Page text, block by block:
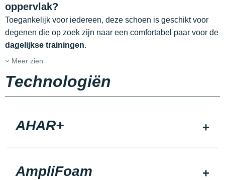
oppervlak?
Toegankelijk voor iedereen, deze schoen is geschikt voor
degenen die op zoek zijn naar een comfortabel paar voor de
dagelijkse trainingen.
Meer zien
Technologiën
AHAR+
AmpliFoam